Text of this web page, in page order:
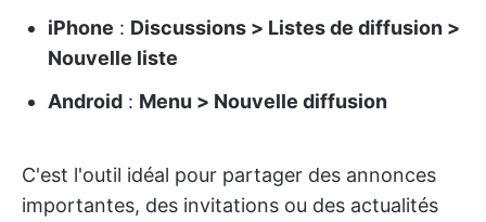
iPhone : Discussions > Listes de diffusion >
Nouvelle liste
Android : Menu > Nouvelle diffusion
C'est l'outil idéal pour partager des annonces
importantes, des invitations ou des actualités